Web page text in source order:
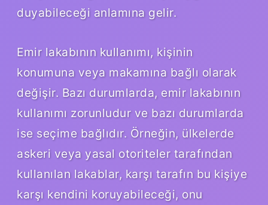
duyabileceği anlamına gelir.
Emir lakabının kullanımı, kişinin
konumuna veya makamına bağlı olarak
değişir. Bazı durumlarda, emir lakabının
kullanımı zorunludur ve bazı durumlarda
ise seçime bağlıdır. Örneğin, ülkelerde
askeri veya yasal otoriteler tarafından
kullanılan lakablar, karşı tarafın bu kişiye
karşı kendini koruyabileceği, onu